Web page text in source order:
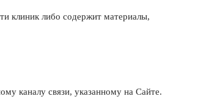
клиник либо содержит материалы,
каналу связи, указанному на Сайте.